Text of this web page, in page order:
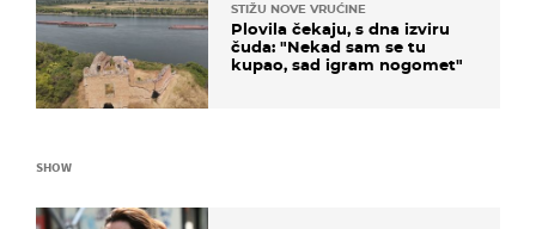
STIŽU NOVE VRUĆINE
Plovila čekaju, s dna izviru
čuda: "Nekad sam se tu
kupao, sad igram nogomet"
SHOW